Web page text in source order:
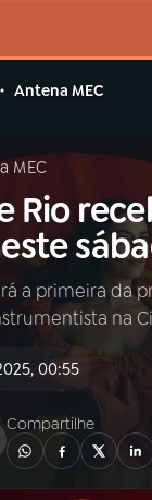
Buscar
Antena MEC
MEC
Rio
a primeira da
na
00:55
Compartilhe